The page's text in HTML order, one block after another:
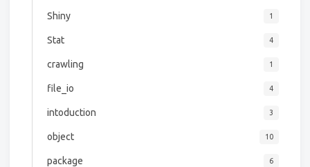
Shiny 1
Stat 4
crawling 1
file_io 4
intoduction 3
object 10
package 6